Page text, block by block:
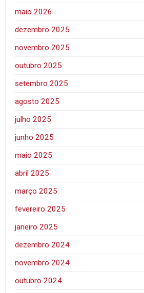
maio 2026
dezembro 2025
novembro 2025
outubro 2025
setembro 2025
agosto 2025
julho 2025
junho 2025
maio 2025
abril 2025
março 2025
fevereiro 2025
janeiro 2025
dezembro 2024
novembro 2024
outubro 2024